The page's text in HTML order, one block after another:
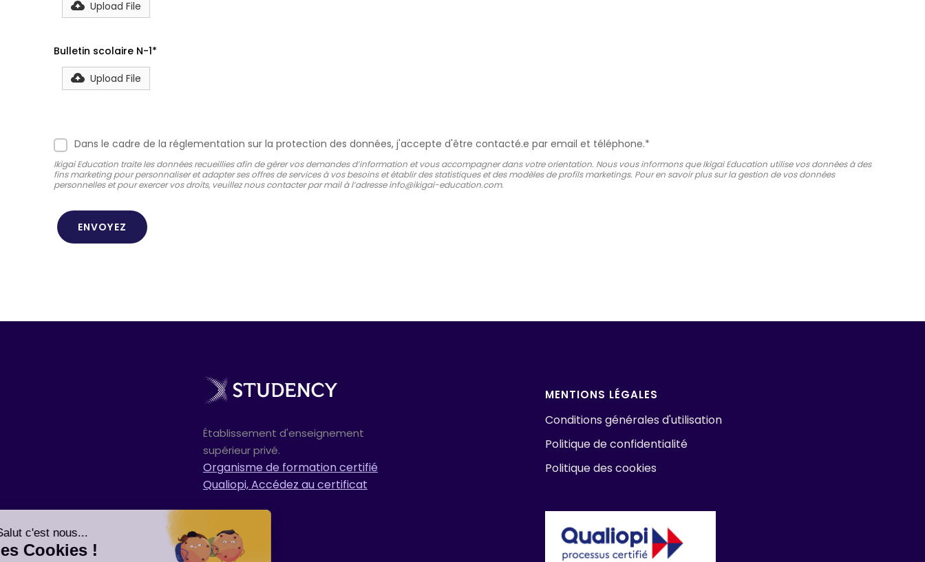
Salut c'est nous...
les Cookies !
Upload File
Bulletin scolaire N-1*
Upload File
Dans le cadre de la réglementation sur la protection des données, j'accepte d'être contacté.e par email et téléphone.*
Ikigai Education traite les données recueillies afin de gérer vos demandes d’information et vous accompagner dans votre orientation. Nous vous informons que Ikigai Education utilise vos données à des
fins marketing pour personnaliser et adapter ses offres de services à vos besoins et établir des statistiques et des modèles de profils marketings. Pour en savoir plus sur la gestion de vos données
personnelles et pour exercer vos droits, veuillez nous contacter par mail à l’adresse info@ikigai-education.com.
Établissement d'enseignement
supérieur privé.
Organisme de formation certifié
Qualiopi, Accédez au certificat
MENTIONS LÉGALES
Conditions générales d'utilisation
Politique de confidentialité
Politique des cookies